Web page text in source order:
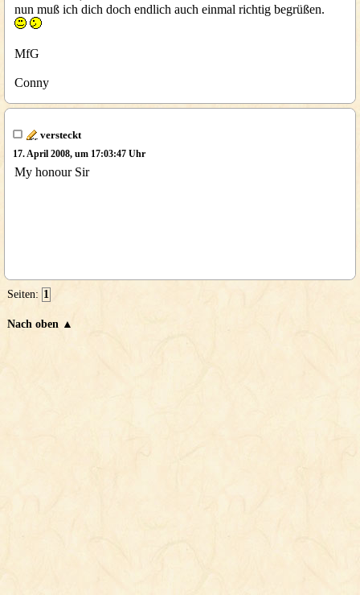
nun muß ich dich doch endlich auch einmal richtig begrüßen.
MfG
Conny
versteckt
17. April 2008, um 17:03:47 Uhr
My honour Sir
Seiten: 1
Nach oben ▲